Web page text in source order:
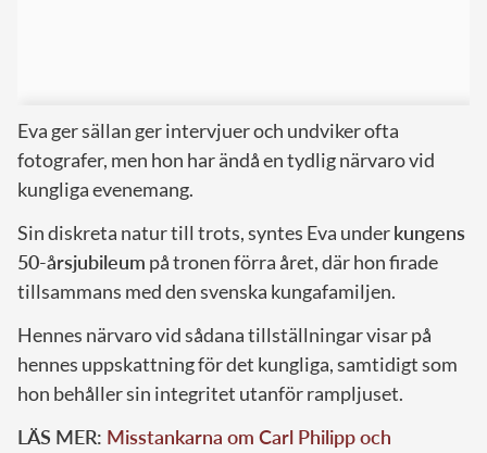
Eva ger sällan ger intervjuer och undviker ofta
fotografer, men hon har ändå en tydlig närvaro vid
kungliga evenemang.
Sin diskreta natur till trots, syntes Eva underkungens
50-årsjubileum på tronen förra året, där hon firade
tillsammans med den svenska kungafamiljen.
Hennes närvaro vid sådana tillställningar visar på
hennes uppskattning för det kungliga, samtidigt som
hon behåller sin integritet utanför rampljuset.
LÄS MER: Misstankarna om Carl Philipp och